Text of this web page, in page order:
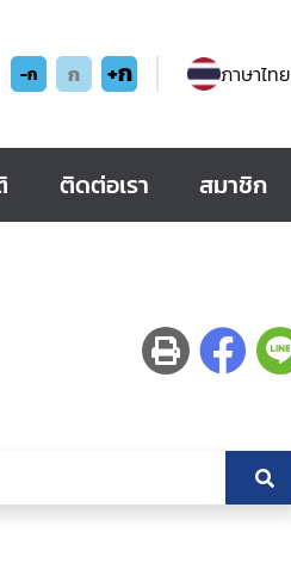
-ก ก +ก ภาษาไทย
ติดต่อเรา สมาชิก